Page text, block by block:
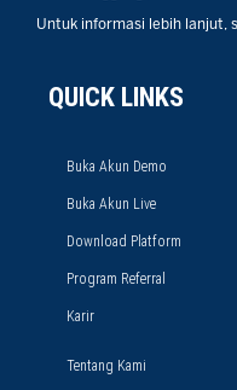
Untuk informasi lebih lanjut,
QUICK LINKS
Buka Akun Demo
Buka Akun Live
Download Platform
Program Referral
Karir
Tentang Kami